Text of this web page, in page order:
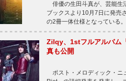
俳優の生田斗真が、芸能生
ブックスより10月7日に発売
の2冊一体仕様となっている
Zilqy、1stフルアルバム
真も公開
ポスト・メロディック・ニ